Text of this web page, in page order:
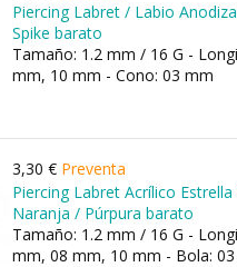
Piercing Labret / Labio
Spike barato
Tamaño: 1.2 mm / 16 G -
mm, 10 mm - Cono: 03 mm
3,30 € Preventa
Piercing Labret Acrílico
Naranja / Púrpura barato
Tamaño: 1.2 mm / 16 G -
mm, 08 mm, 10 mm - Bola: